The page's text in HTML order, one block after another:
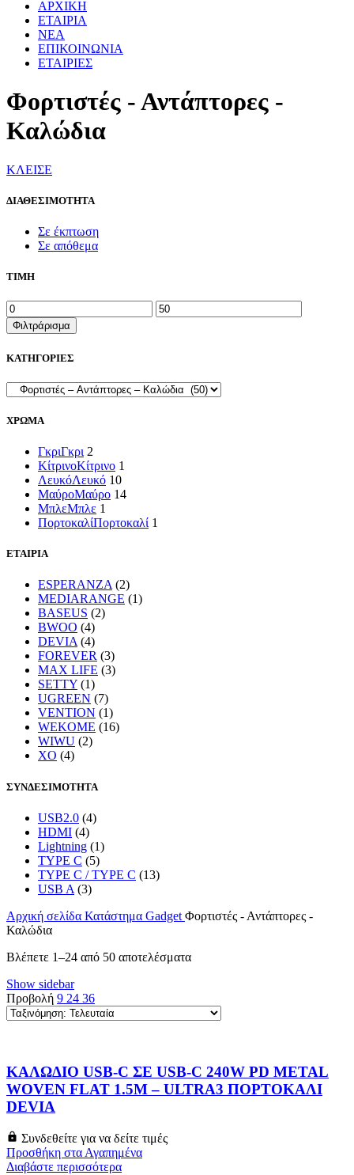
ΑΡΧΙΚΗ
ΕΤΑΙΡΙΑ
ΝΕΑ
ΕΠΙΚΟΙΝΩΝΙΑ
ΕΤΑΙΡΙΕΣ
Φορτιστές - Αντάπτορες -
Καλώδια
ΚΛΕΙΣΕ
ΔΙΑΘΕΣΙΜΟΤΗΤΑ
Σε έκπτωση
Σε απόθεμα
ΤΙΜΗ
Ελάχιστη
τιμή
Μέγιστη
τιμή
Φιλτράρισμα
ΚΑΤΗΓΟΡΙΕΣ
ΧΡΩΜΑ
ΓκριΓκρι 2
ΚίτρινοΚίτρινο 1
ΛευκόΛευκό 10
ΜαύροΜαύρο 14
ΜπλεΜπλε 1
ΠορτοκαλίΠορτοκαλί 1
ΕΤΑΙΡΙΑ
ESPERANZA (2)
MEDIARANGE (1)
BASEUS (2)
BWOO (4)
DEVIA (4)
FOREVER (3)
MAX LIFE (3)
SETTY (1)
UGREEN (7)
VENTION (1)
WEKOME (16)
WIWU (2)
XO (4)
ΣΥΝΔΕΣΙΜΟΤΗΤΑ
USB2.0 (4)
HDMI (4)
Lightning (1)
TYPE C (5)
TYPE C / TYPE C (13)
USB A (3)
Αρχική σελίδα Κατάστημα Gadget Φορτιστές - Αντάπτορες -
Καλώδια
Βλέπετε 1–24 από 50 αποτελέσματαSorted
Show sidebar
Προβολή 9 24 36
ΚΑΛΩΔΙΟ USB-C ΣΕ USB-C 240W PD METAL
WOVEN FLAT 1.5M – ULTRA3 ΠΟΡΤΟΚΑΛΙ
DEVIA
Συνδεθείτε για να δείτε τιμές
Προσθήκη στα Αγαπημένα
Διαβάστε περισσότερα